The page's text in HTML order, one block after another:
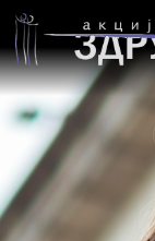
Ромки во